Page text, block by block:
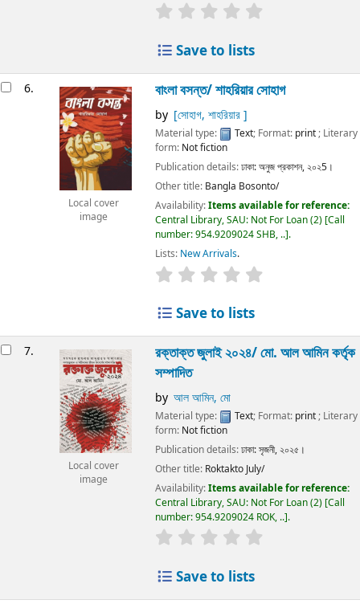
Save to lists
6.
Local cover
image
বাংলা বসন্ত/শাহরিয়ার সোহাগ
by [সোহাগ, শাহরিয়ার ]
Material type: Text; Format: print; Literary
form: Not fiction
Publication details:ঢাকা:অনুজ প্রকাশন,২০২5।
Other title: Bangla Bosonto/
Availability:Items available for reference:
Central Library, SAU: Not For Loan(2) Call
number:954.9209024 SHB, .. .
Lists: New Arrivals.
Save to lists
7.
Local cover
image
রক্তাক্ত জুলাই ২০২৪/মো. আল আমিন কর্তৃক
সম্পাদিত
by আল আমিন, মো
Material type: Text; Format: print; Literary
form: Not fiction
Publication details:ঢাকা:সৃজনী,২০২৫।
Other title: Roktakto July/
Availability:Items available for reference:
Central Library, SAU: Not For Loan(2) Call
number:954.9209024 ROK, .. .
Save to lists